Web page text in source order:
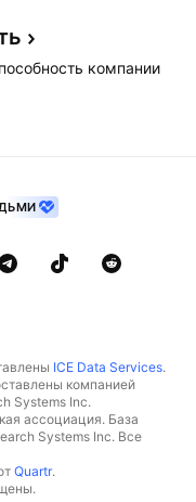
компании
ICE Data Services.
компанией
Systems Inc.
ассоциация. База
Systems Inc. Все
Quartr.